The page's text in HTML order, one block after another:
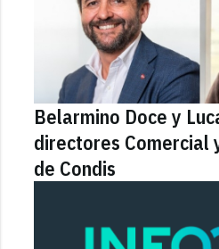
Belarmino Doce y
directores Comercial
de Condis